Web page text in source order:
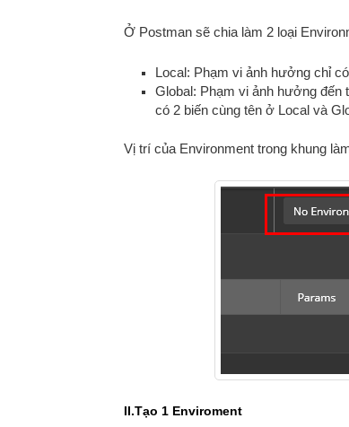
Ở Postman sẽ chia làm 2 loại
Local: Phạm vi ảnh hưởng chỉ
Global: Phạm vi ảnh hưởng đến
có 2 biến cùng tên ở Local và
Vị trí của Environment trong khung
II.Tạo 1 Enviroment